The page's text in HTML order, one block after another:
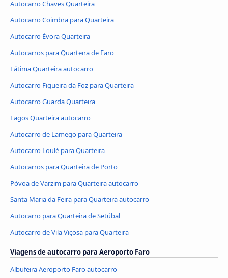
Autocarro Chaves Quarteira
Autocarro Coimbra para Quarteira
Autocarro Évora Quarteira
Autocarros para Quarteira de Faro
Fátima Quarteira autocarro
Autocarro Figueira da Foz para Quarteira
Autocarro Guarda Quarteira
Lagos Quarteira autocarro
Autocarro de Lamego para Quarteira
Autocarro Loulé para Quarteira
Autocarros para Quarteira de Porto
Póvoa de Varzim para Quarteira autocarro
Santa Maria da Feira para Quarteira autocarro
Autocarro para Quarteira de Setúbal
Autocarro de Vila Viçosa para Quarteira
Viagens de autocarro para Aeroporto Faro
Albufeira Aeroporto Faro autocarro